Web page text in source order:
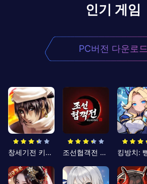
인기 게임
PC버전 다운로드
창세기전 키우기 조선협객전 클래식